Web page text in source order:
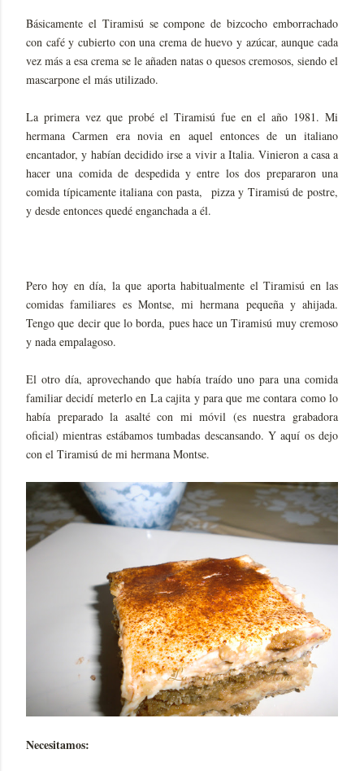
Básicamente el Tiramisú se compone de bizcocho emborrachado
con café y cubierto con una crema de huevo y azúcar, aunque cada
vez más a esa crema se le añaden natas o quesos cremosos, siendo el
mascarpone el más utilizado.
La primera vez que probé el Tiramisú fue en el año 1981. Mi
hermana Carmen era novia en aquel entonces de un italiano
encantador, y habían decidido irse a vivir a Italia. Vinieron a casa a
hacer una comida de despedida y entre los dos prepararon una
comida típicamente italiana con pasta, pizza y Tiramisú de postre,
y desde entonces quedé enganchada a él.
Pero hoy en día, la que aporta habitualmente el Tiramisú en las
comidas familiares es Montse, mi hermana pequeña y ahijada.
Tengo que decir que lo borda, pues hace un Tiramisú muy cremoso
y nada empalagoso.
El otro día, aprovechando que había traído uno para una comida
familiar decidí meterlo en La cajita y para que me contara como lo
había preparado la asalté con mi móvil (es nuestra grabadora
oficial) mientras estábamos tumbadas descansando. Y aquí os dejo
con el Tiramisú de mi hermana Montse.
Necesitamos: